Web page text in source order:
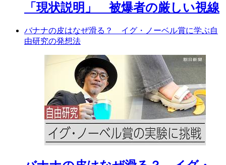
「現状説明」 被爆者の厳しい視線
バナナの皮はなぜ滑る？ イグ・ノーベル賞に学ぶ自
由研究の発想法